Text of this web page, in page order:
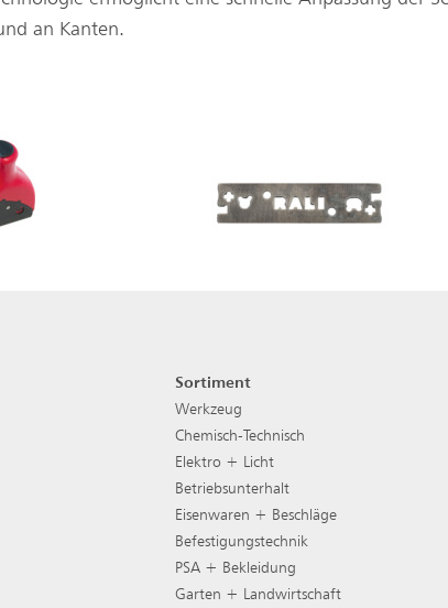
an Kanten.
Footer Navigation
Sortiment
Werkzeug
Chemisch-Technisch
Elektro + Licht
Betriebsunterhalt
Eisenwaren + Beschläge
Befestigungstechnik
PSA + Bekleidung
Garten + Landwirtschaft